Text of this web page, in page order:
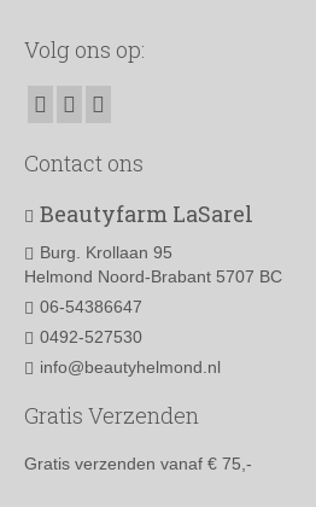
Volg ons op:
Contact ons
Beautyfarm LaSarel
Burg. Krollaan 95
Helmond Noord-Brabant 5707 BC
06-54386647
0492-527530
info@beautyhelmond.nl
Gratis Verzenden
Gratis verzenden vanaf € 75,-